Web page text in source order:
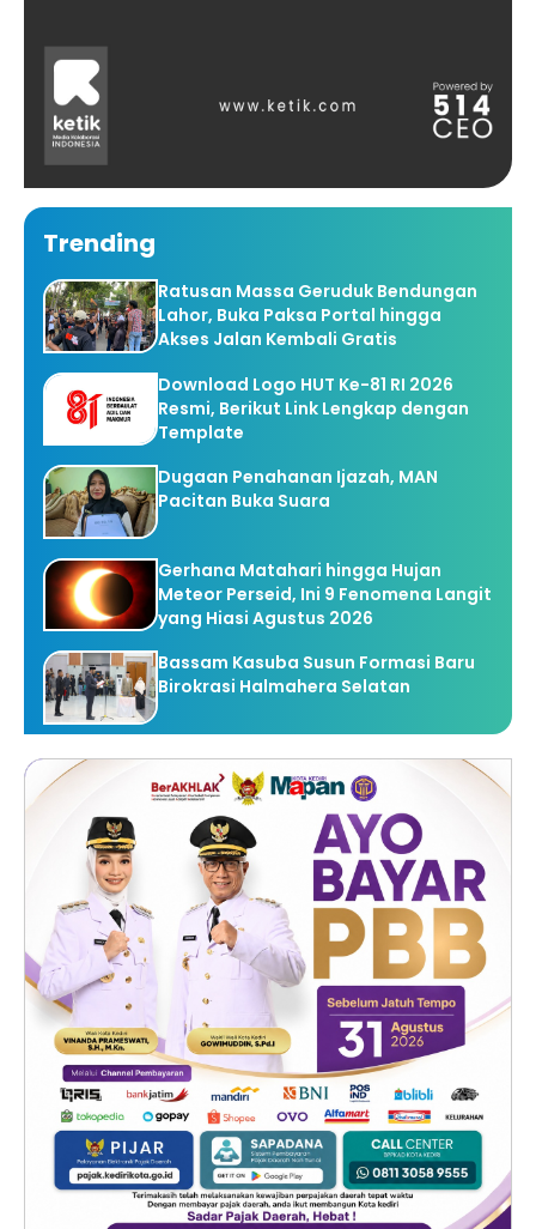
Trending
Ratusan Massa Geruduk Bendungan
Lahor, Buka Paksa Portal hingga
Akses Jalan Kembali Gratis
Download Logo HUT Ke-81 RI 2026
Resmi, Berikut Link Lengkap dengan
Template
Dugaan Penahanan Ijazah, MAN
Pacitan Buka Suara
Gerhana Matahari hingga Hujan
Meteor Perseid, Ini 9 Fenomena Langit
yang Hiasi Agustus 2026
Bassam Kasuba Susun Formasi Baru
Birokrasi Halmahera Selatan